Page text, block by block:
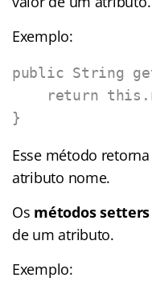
Exemplo:
public String
}
Esse método
atributo nome.
Os métodos setters
de um atributo.
Exemplo: